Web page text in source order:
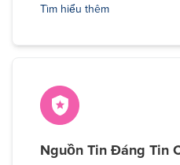
Tìm hiểu thêm
Nguồn Tin Đáng Tin